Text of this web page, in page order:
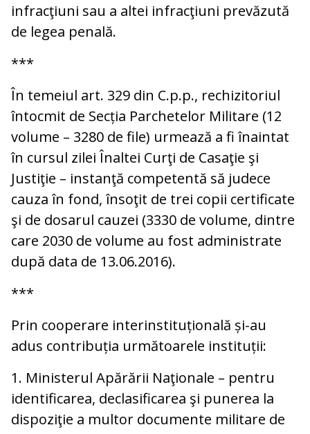
infracţiuni sau a altei infracţiuni prevăzută
de legea penală.
***
În temeiul art. 329 din C.p.p., rechizitoriul
întocmit de Secția Parchetelor Militare (12
volume – 3280 de file) urmează a fi înaintat
în cursul zilei Înaltei Curţi de Casaţie şi
Justiţie – instanţă competentă să judece
cauza în fond, însoţit de trei copii certificate
şi de dosarul cauzei (3330 de volume, dintre
care 2030 de volume au fost administrate
după data de 13.06.2016).
***
Prin cooperare interinstituțională și-au
adus contribuția următoarele instituții:
1. Ministerul Apărării Naţionale – pentru
identificarea, declasificarea şi punerea la
dispoziţie a multor documente militare de